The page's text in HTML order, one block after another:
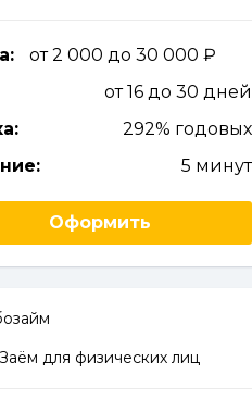
от 2 000 до 30 000
от 16 до 30 дней
292% годовых
5 минут
Оформить
Заём для физических лиц